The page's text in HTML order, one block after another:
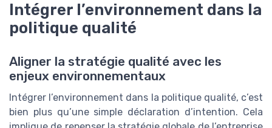
Intégrer l’environnement dans la
politique qualité
Aligner la stratégie qualité avec les
enjeux environnementaux
Intégrer l’environnement dans la politique qualité, c’est
bien plus qu’une simple déclaration d’intention. Cela